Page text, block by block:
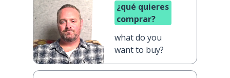
¿qué quieres
comprar?
what do you
want to buy?